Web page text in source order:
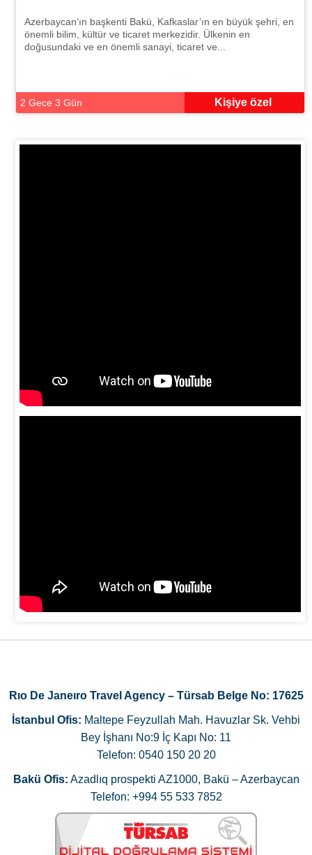
Azerbaycan’ın başkenti Bakü, Kafkaslar’ın en büyük şehri, en
önemli bilim, kültür ve ticaret merkezidir. Ülkenin en
doğusundaki ve en önemli sanayi, ticaret ve...
2 Gece 3 Gün Kişiye özel
Rıo De Janeıro Travel Agency – Türsab Belge No: 17625
İstanbul Ofis: Maltepe Feyzullah Mah. Havuzlar Sk. Vehbi
Bey İşhanı No:9 İç Kapı No: 11
Telefon: 0540 150 20 20
Bakü Ofis: Azadlıq prospekti AZ1000, Bakü – Azerbaycan
Telefon: +994 55 533 7852